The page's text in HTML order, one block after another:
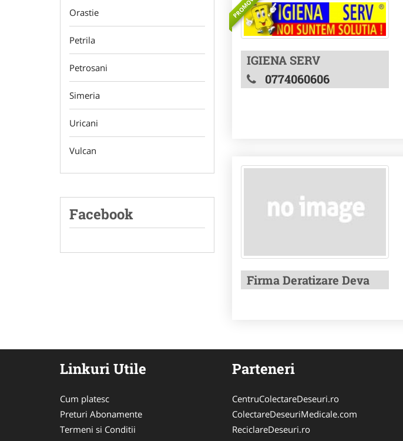
Orastie
Petrila
Petrosani
Simeria
Uricani
Vulcan
Facebook
IGIENA SERV
0774060606
Firma Deratizare Deva
Linkuri Utile
Cum platesc
Preturi Abonamente
Termeni si Conditii
Parteneri
CentruColectareDeseuri.ro
ColectareDeseuriMedicale.com
ReciclareDeseuri.ro